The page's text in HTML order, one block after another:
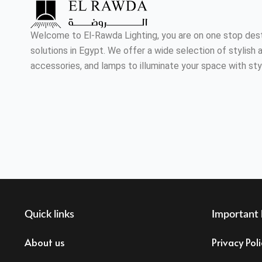
Welcome to El-Rawda Lighting, you are on one stop
solutions in Egypt. We offer a wide selection of stylish
accessories, and lamps to illuminate your space with
Quick links
About us
Important
Privacy